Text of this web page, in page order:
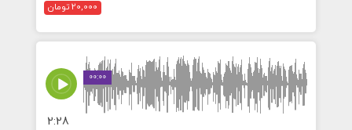
20,000 تومان
00:00
2:28